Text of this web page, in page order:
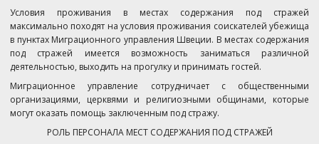
Условия проживания в местах содержания под стражей
максимально походят на условия проживания соискателей убежища
в пунктах Миграционного управления Швеции. В местах содержания
под стражей имеется возможность заниматься различной
деятельностью, выходить на прогулку и принимать гостей.
Миграционное управление сотрудничает с общественными
организациями, церквями и религиозными общинами, которые
могут оказать помощь заключенным под стражу.
РОЛЬ ПЕРСОНАЛА МЕСТ СОДЕРЖАНИЯ ПОД СТРАЖЕЙ